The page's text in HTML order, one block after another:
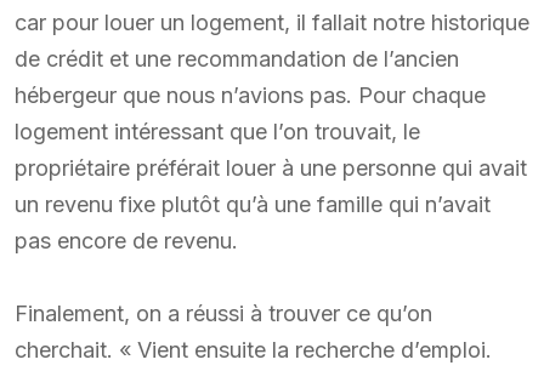
car pour louer un logement, il fallait notre historique
de crédit et une recommandation de l’ancien
hébergeur que nous n’avions pas. Pour chaque
logement intéressant que l’on trouvait, le
propriétaire préférait louer à une personne qui avait
un revenu fixe plutôt qu’à une famille qui n’avait
pas encore de revenu.
Finalement, on a réussi à trouver ce qu’on
cherchait. « Vient ensuite la recherche d’emploi.